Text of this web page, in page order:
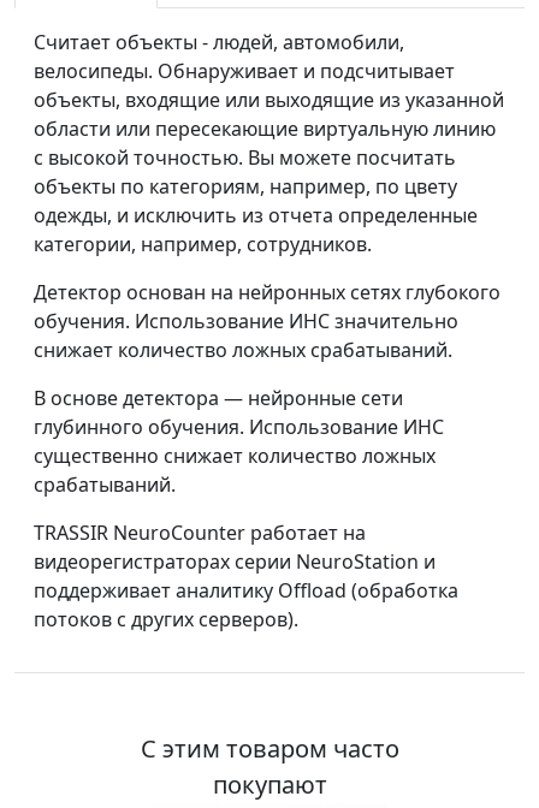
Считает объекты - людей, автомобили,
велосипеды. Обнаруживает и подсчитывает
объекты, входящие или выходящие из указанной
области или пересекающие виртуальную линию
с высокой точностью. Вы можете посчитать
объекты по категориям, например, по цвету
одежды, и исключить из отчета определенные
категории, например, сотрудников.
Детектор основан на нейронных сетях глубокого
обучения. Использование ИНС значительно
снижает количество ложных срабатываний.
В основе детектора — нейронные сети
глубинного обучения. Использование ИНС
существенно снижает количество ложных
срабатываний.
TRASSIR NeuroCounter работает на
видеорегистраторах серии NeuroStation и
поддерживает аналитику Offload (обработка
потоков с других серверов).
С этим товаром часто
покупают